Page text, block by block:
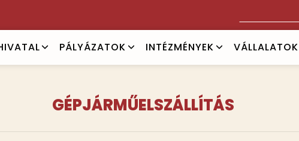
PÁLYÁZATOK INTÉZMÉNYEK VÁLLALATOK
GÉPJÁRMŰELSZÁLLÍTÁS